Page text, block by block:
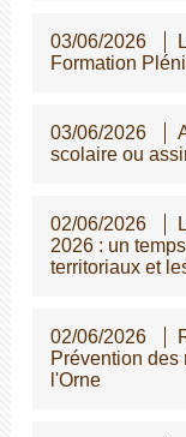
03/06/2026
Formation
03/06/2026
scolaire ou
02/06/2026
2026 : un
territoriaux et
02/06/2026
Prévention
l'Orne